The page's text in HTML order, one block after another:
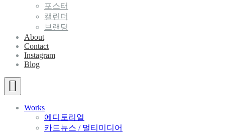
포스터
캘린더
브랜딩
About
Contact
Instagram
Blog
Works
에디토리얼
카드뉴스 / 멀티미디어